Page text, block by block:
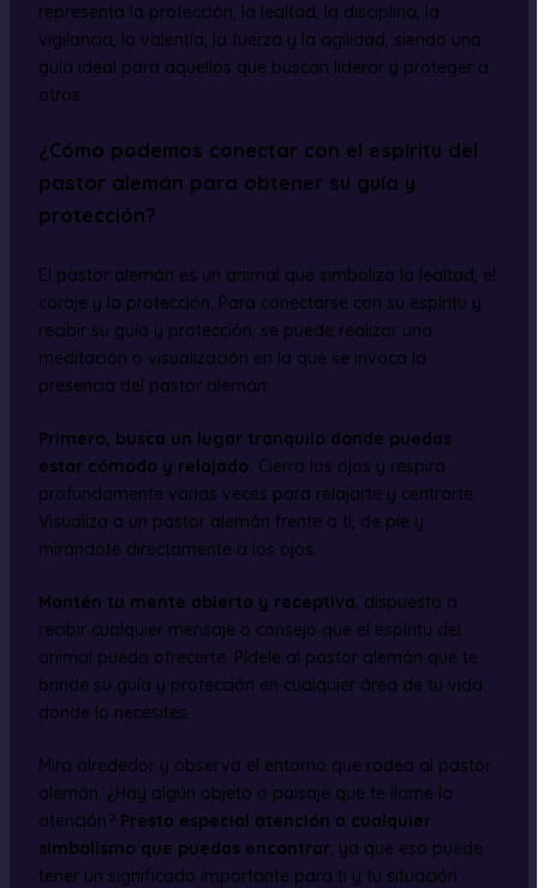
representa la protección, la lealtad, la disciplina, la
vigilancia, la valentía, la fuerza y la agilidad, siendo una
guía ideal para aquellos que buscan liderar y proteger a
otros.
¿Cómo podemos conectar con el espíritu del
pastor alemán para obtener su guía y
protección?
El pastor alemán es un animal que simboliza la lealtad, el
coraje y la protección. Para conectarse con su espíritu y
recibir su guía y protección, se puede realizar una
meditación o visualización en la que se invoca la
presencia del pastor alemán.
Primero, busca un lugar tranquilo donde puedas
estar cómodo y relajado. Cierra los ojos y respira
profundamente varias veces para relajarte y centrarte.
Visualiza a un pastor alemán frente a ti, de pie y
mirándote directamente a los ojos.
Mantén tu mente abierta y receptiva, dispuesto a
recibir cualquier mensaje o consejo que el espíritu del
animal pueda ofrecerte. Pídele al pastor alemán que te
brinde su guía y protección en cualquier área de tu vida
donde lo necesites.
Mira alrededor y observa el entorno que rodea al pastor
alemán. ¿Hay algún objeto o paisaje que te llame la
atención? Presta especial atención a cualquier
simbolismo que puedas encontrar, ya que eso puede
tener un significado importante para ti y tu situación